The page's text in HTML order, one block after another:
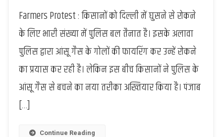
Protest
2024
पुलिस
आंसू
गैस
किसानों
Farmers Protest : किसानों को दिल्ली में घुसने से रोकने
के लिए भारी संख्या में पुलिस बल तैनात है। इसके अलावा
पुलिस द्वारा आंसू गैस के गोलों की फायरिंग कर उन्हें रोकने
का प्रयास कर रही है। लेकिन इस बीच किसानों ने पुलिस के
आंसू गैस से बचने का नया तरीका अख्तियार किया है। पंजाब
[…]
Continue Reading